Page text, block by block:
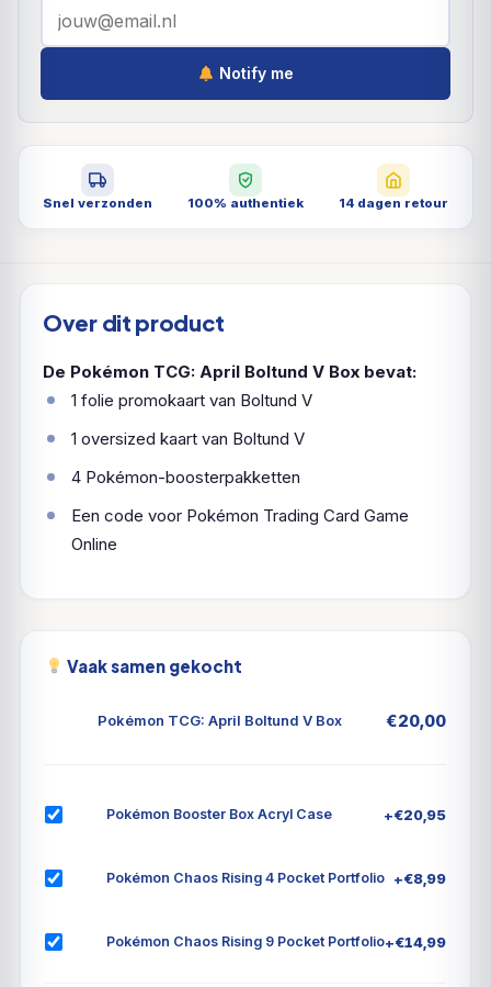
Notify me
Snel verzonden 100% authentiek 14 dagen retour
Over dit product
De Pokémon TCG: April Boltund V Box bevat:
1 folie promokaart van Boltund V
1 oversized kaart van Boltund V
4 Pokémon-boosterpakketten
Een code voor Pokémon Trading Card Game
Online
Vaak samen gekocht
Pokémon TCG: April Boltund V Box €20,00
Pokémon Booster Box Acryl Case +€20,95
Pokémon Chaos Rising 4 Pocket Portfolio +€8,99
Pokémon Chaos Rising 9 Pocket Portfolio+€14,99